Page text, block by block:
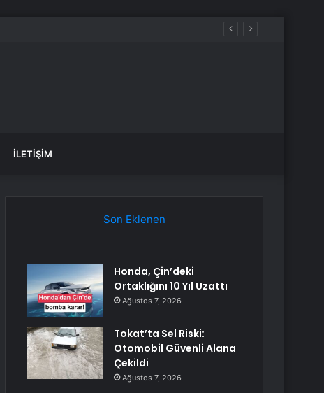
İLETIŞIM
Son Eklenen
Honda, Çin’deki
Ortaklığını 10 Yıl Uzattı
Ağustos 7, 2026
Tokat’ta Sel Riski:
Otomobil Güvenli Alana
Çekildi
Ağustos 7, 2026